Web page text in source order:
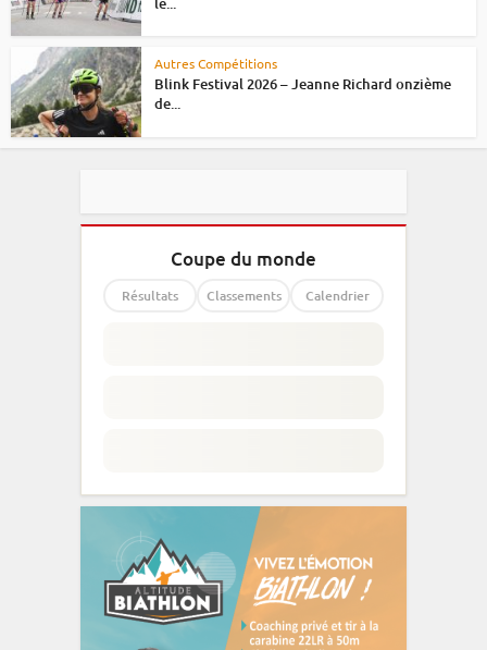
Autres Compétitions
Blink Festival 2026 – Jeanne Richard onzième
de...
Coupe du monde
Résultats Classements Calendrier